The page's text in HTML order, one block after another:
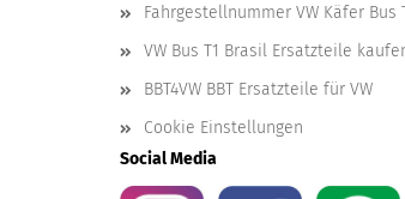
Fahrgestellnummer VW Käfer Bus
VW Bus T1 Brasil Ersatzteile
BBT4VW BBT Ersatzteile für VW
Cookie Einstellungen
Social Media